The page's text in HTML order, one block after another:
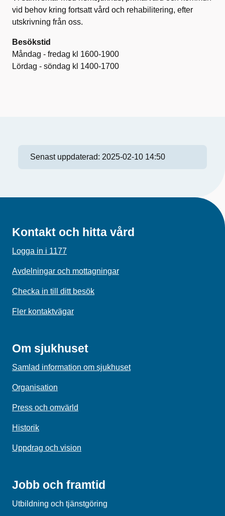
vid behov kring fortsatt vård och rehabilitering, efter
utskrivning från oss.
Besökstid
Måndag - fredag kl 1600-1900
Lördag - söndag kl 1400-1700
Senast uppdaterad: 2025-02-10 14:50
Kontakt och hitta vård
Logga in i 1177
Avdelningar och mottagningar
Checka in till ditt besök
Fler kontaktvägar
Om sjukhuset
Samlad information om sjukhuset
Organisation
Press och omvärld
Historik
Uppdrag och vision
Jobb och framtid
Utbildning och tjänstgöring